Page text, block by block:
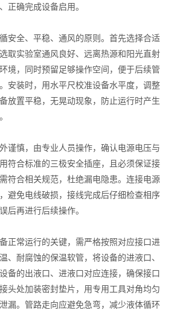
釜
/消解罐
正确完成设备启用。
全、平稳、通风的原则。首先选择合适
取实验室通风良好、远离热源和阳光直射
境，同时预留足够操作空间，便于后续管
安装时，用水平尺校准设备水平度，调整
放置平稳，无晃动现象，防止运行时产生
慎，由专业人员操作，确认电源电压与
符合标准的三极安全插座，且必须保证接
符合相关规范，杜绝漏电隐患。连接电源
避免电线破损，接线完成后仔细检查相序
后再进行后续操作。
常运行的关键，需严格按照对应接口进
、耐腐蚀的保温软管，将设备的进液口、
备的出液口、进液口对应连接，确保接口
头处加装密封垫片，用专用工具对角均匀
漏。管路走向应避免急弯，减少液体循环